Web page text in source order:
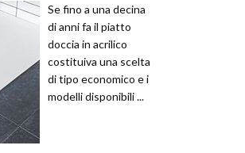
Se fino a una decina
di anni fa il piatto
doccia in acrilico
costituiva una scelta
di tipo economico e i
modelli disponibili ...